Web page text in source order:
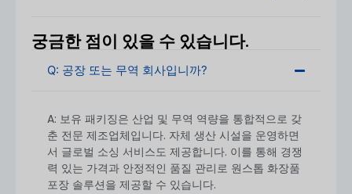
대해 문의해 주세요. MOQ는 디자인 복잡성, 장식 및 재
료 선택에 따라 달라질 수 있습니다.
궁금한 점이 있을 수 있습니다.
Q: 공장 또는 무역 회사입니까?
A: 보유 패키징은 산업 및 무역 역량을 통합적으로 갖
춘 전문 제조업체입니다. 자체 생산 시설을 운영하면
서 글로벌 소싱 서비스도 제공합니다. 이를 통해 경쟁
력 있는 가격과 안정적인 품질 관리로 원스톱 화장품
포장 솔루션을 제공할 수 있습니다.